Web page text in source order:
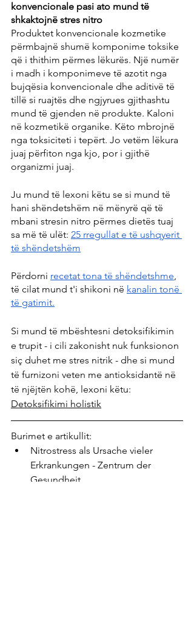
konvencionale pasi ato mund të
shkaktojnë stres nitro
Produktet konvencionale kozmetike
përmbajnë shumë komponime toksike
që i thithim përmes lëkurës. Një numër
i madh i komponimeve të azotit nga
bujqësia konvencionale dhe aditivë të
tillë si ruajtës dhe ngjyrues gjithashtu
mund të gjenden në produkte. Kaloni
në kozmetikë organike. Këto mbrojnë
nga toksiciteti i tepërt. Jo vetëm lëkura
juaj përfiton nga kjo, por i gjithë
organizmi juaj.
Ju mund të lexoni këtu se si mund të
hani shëndetshëm në mënyrë që të
mbani stresin nitro përmes dietës tuaj
sa më të ulët: 25 rregullat e të ushqyerit
të shëndetshëm
Përdorni recetat tona të shëndetshme,
të cilat mund t'i shikoni në kanalin tonë
të gatimit.
Si mund të mbështesni detoksifikimin
e trupit - i cili zakonisht nuk funksionon
siç duhet me stres nitrik - dhe si mund
të furnizoni veten me antioksidantë në
të njëjtën kohë, lexoni këtu:
Detoksifikimi holistik
Burimet e artikullit:
Nitrostress als Ursache vieler
Erkrankungen - Zentrum der
Gesundheit